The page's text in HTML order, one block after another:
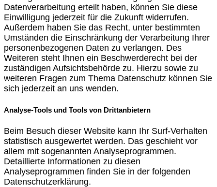
Datenverarbeitung erteilt haben, können Sie diese
Einwilligung jederzeit für die Zukunft widerrufen.
Außerdem haben Sie das Recht, unter bestimmten
Umständen die Einschränkung der Verarbeitung Ihrer
personenbezogenen Daten zu verlangen. Des
Weiteren steht Ihnen ein Beschwerderecht bei der
zuständigen Aufsichtsbehörde zu. Hierzu sowie zu
weiteren Fragen zum Thema Datenschutz können Sie
sich jederzeit an uns wenden.
Analyse-Tools und Tools von Drittanbietern
Beim Besuch dieser Website kann Ihr Surf-Verhalten
statistisch ausgewertet werden. Das geschieht vor
allem mit sogenannten Analyseprogrammen.
Detaillierte Informationen zu diesen
Analyseprogrammen finden Sie in der folgenden
Datenschutzerklärung.